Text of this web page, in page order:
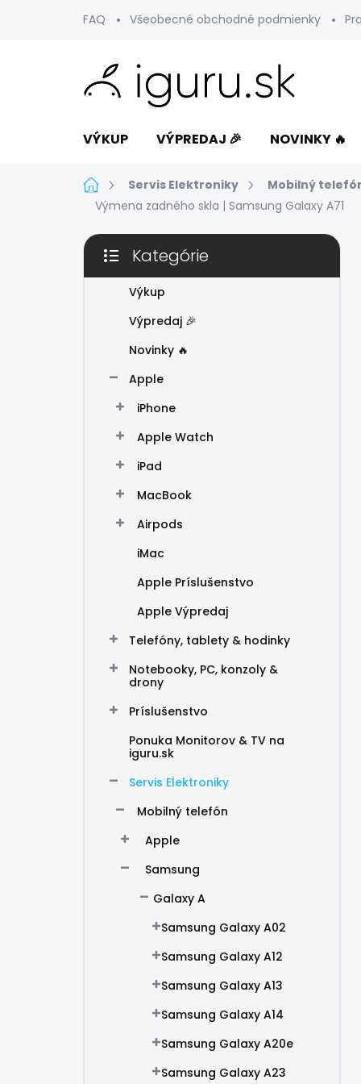
FAQ Všeobecné obchodné podmienky
VÝKUP VÝPREDAJ 🎉 NOVINKY 🔥
DomovServis Elektroniky Mobilný
Výmena zadného skla | Samsung Galaxy A71
B
č
Preskočiť
kategórie
Kategórie
Výkup
Výpredaj 🎉
Novinky 🔥
Apple
iPhone
Apple Watch
iPad
MacBook
Airpods
iMac
Apple Príslušenstvo
Apple Výpredaj
Telefóny, tablety & hodinky
Notebooky, PC, konzoly &
drony
Príslušenstvo
Ponuka Monitorov & TV na
iguru.sk
Servis Elektroniky
Mobilný telefón
Apple
Samsung
Galaxy A
Samsung Galaxy A02
Samsung Galaxy A12
Samsung Galaxy A13
Samsung Galaxy A14
Samsung Galaxy A20e
Samsung Galaxy A23